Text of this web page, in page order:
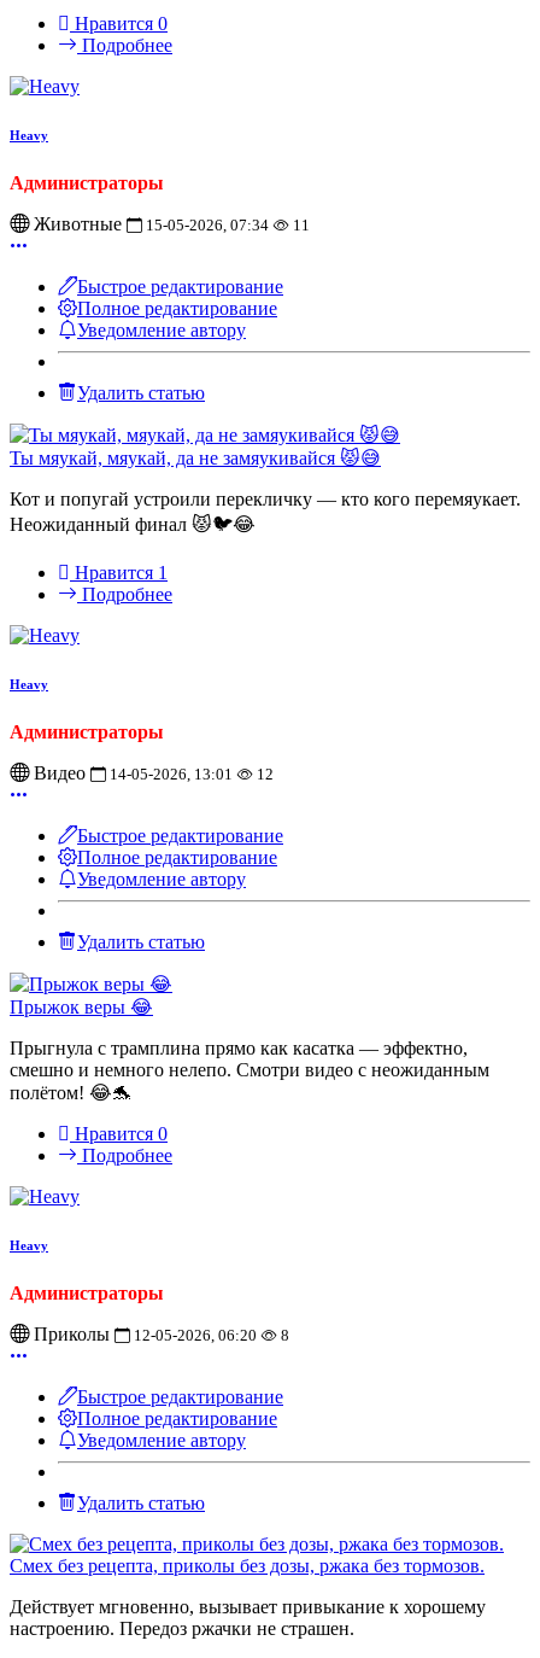
Нравится 0
Подробнее
Heavy
Администраторы
Животные
15-05-2026, 07:34 11
Быстрое редактирование
Полное редактирование
Уведомление автору
Удалить статью
Ты мяукай, мяукай, да не замяукивайся 😾😅
Кот и попугай устроили перекличку — кто кого перемяукает.
Неожиданный финал 😾🐦😂
Нравится 1
Подробнее
Heavy
Администраторы
Видео
14-05-2026, 13:01 12
Быстрое редактирование
Полное редактирование
Уведомление автору
Удалить статью
Прыжок веры 😂
Прыгнула с трамплина прямо как касатка — эффектно,
смешно и немного нелепо. Смотри видео с неожиданным
полётом! 😂🐬
Нравится 0
Подробнее
Heavy
Администраторы
Приколы
12-05-2026, 06:20 8
Быстрое редактирование
Полное редактирование
Уведомление автору
Удалить статью
Смех без рецепта, приколы без дозы, ржака без тормозов.
Действует мгновенно, вызывает привыкание к хорошему
настроению. Передоз ржачки не страшен.